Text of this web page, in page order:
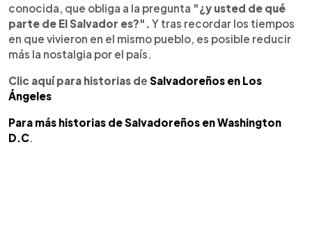
conocida, que obliga a la pregunta "¿y usted de qué
parte de El Salvador es?". Y tras recordar los tiempos
en que vivieron en el mismo pueblo, es posible reducir
más la nostalgia por el país.
Clic aquí para historias de Salvadoreños en Los
Ángeles
Para más historias de Salvadoreños en Washington
D.C